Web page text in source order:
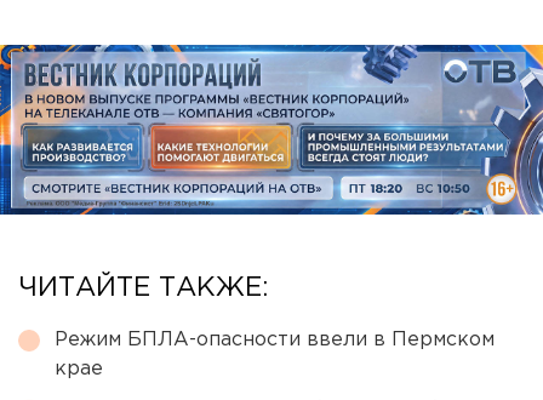
ЧИТАЙТЕ ТАКЖЕ:
Режим БПЛА-опасности ввели в Пермском
крае